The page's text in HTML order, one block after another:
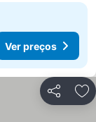
Ver preços
Partilhar